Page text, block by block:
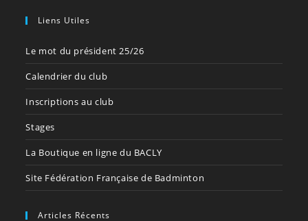
Liens Utiles
Le mot du président 25/26
Calendrier du club
Inscriptions au club
Stages
La Boutique en ligne du BACLY
Site Fédération Française de Badminton
Articles Récents